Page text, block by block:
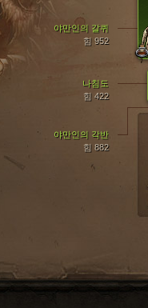
야만인의 갈퀴
힘 952
야만인의 각반
힘 882
나침도
힘 422